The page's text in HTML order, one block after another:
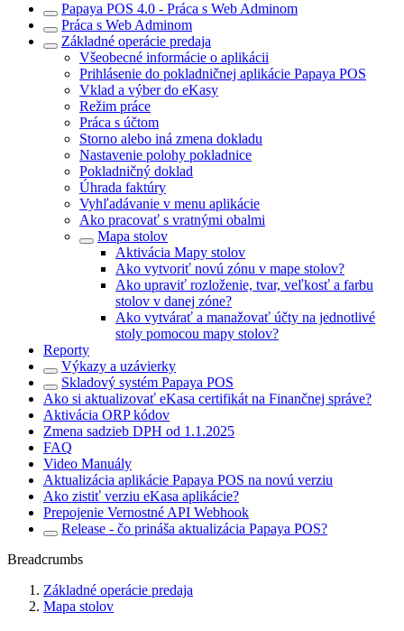
Papaya POS 4.0 - Práca s Web Adminom
Práca s Web Adminom
Základné operácie predaja
Všeobecné informácie o aplikácii
Prihlásenie do pokladničnej aplikácie Papaya POS
Vklad a výber do eKasy
Režim práce
Práca s účtom
Storno alebo iná zmena dokladu
Nastavenie polohy pokladnice
Pokladničný doklad
Úhrada faktúry
Vyhľadávanie v menu aplikácie
Ako pracovať s vratnými obalmi
Mapa stolov
Aktivácia Mapy stolov
Ako vytvoriť novú zónu v mape stolov?
Ako upraviť rozloženie, tvar, veľkosť a farbu
stolov v danej zóne?
Ako vytvárať a manažovať účty na jednotlivé
stoly pomocou mapy stolov?
Reporty
Výkazy a uzávierky
Skladový systém Papaya POS
Ako si aktualizovať eKasa certifikát na Finančnej správe?
Aktivácia ORP kódov
Zmena sadzieb DPH od 1.1.2025
FAQ
Video Manuály
Aktualizácia aplikácie Papaya POS na novú verziu
Ako zistiť verziu eKasa aplikácie?
Prepojenie Vernostné API Webhook
Release - čo prináša aktualizácia Papaya POS?
Breadcrumbs
Základné operácie predaja
Mapa stolov